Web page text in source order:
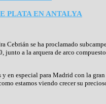
PLATA EN ANTALYA
Cebrián se ha proclamado
a la arquera de arco
en especial para Madrid con la
estamos viendo crecer su